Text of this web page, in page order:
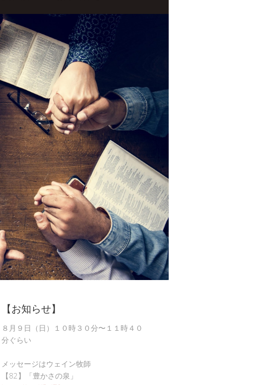
【お知らせ】
８月９日（日）１０時３０分〜１１時４０
分ぐらい
メッセージはウェイン牧師
【82】「豊かさの泉」